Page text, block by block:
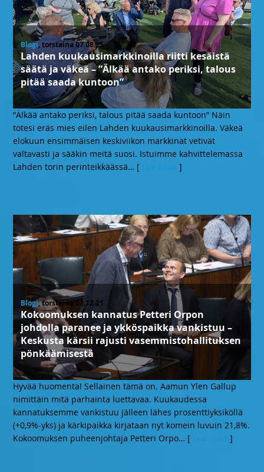
Blogi, torstaina 07.08.25
Lahden kuukausimarkkinoilla riitti kesäistä
säätä ja väkeä – ”Älkää antako periksi, talous
pitää saada kuntoon”
”Älkää antako periksi, talous pitää saada kuntoon” Näin
totesi eräs mies eilen Lahden kuukausimarkkinoilla. Väkeä
elokuun ensimmäisen keskiviikon markkinat vetivät
valtavasti ja sääkin meitä suosi. Istuimme kahvittelemassa
Lahden torin perinteikkäässä… [ ]
Blogi, torstaina 02.12.21
Kokoomuksen kannatus Petteri Orpon
johdolla paranee ja ykköspaikka vankistuu –
Keskusta kärsii rajusti vasemmistohallituksen
pönkäämisestä
Hyvää huomenta! Sellainen tämä on. Aamun Ylen Gallup
nimittäin mitä parhainta luettavaa. Kuukaudessa
kannatuksemme vankistuu jälleen lähes prosenttiyksiköllä
(+0,9%-yks) ja kärkipaikka kirjataan nyt komein luvuin 21,8%.
Kokoomuksen puheenjohtaja Petteri Orpo… [ ]